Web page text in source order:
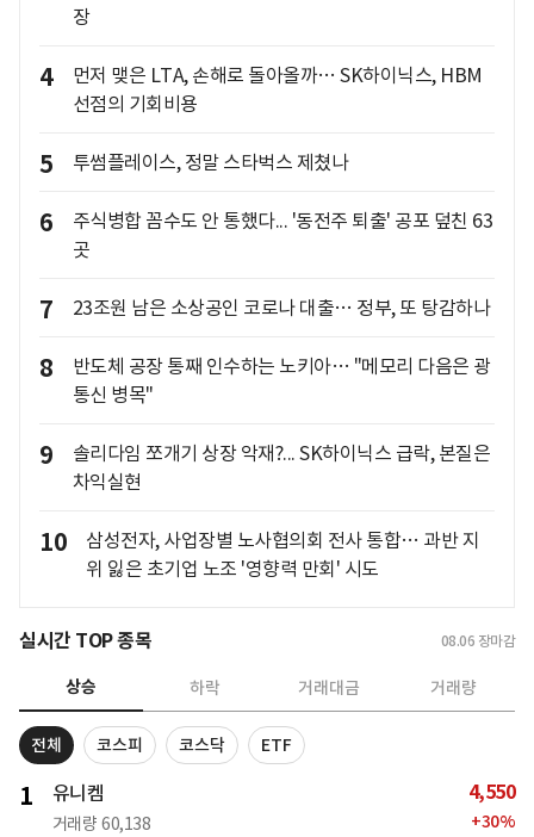
장
4
먼저 맺은 LTA, 손해로 돌아올까… SK하이닉스, HBM
선점의 기회비용
5 투썸플레이스, 정말 스타벅스 제쳤나
6
주식병합 꼼수도 안 통했다... '동전주 퇴출' 공포 덮친 63
곳
7 23조원 남은 소상공인 코로나 대출… 정부, 또 탕감하나
8
반도체 공장 통째 인수하는 노키아… "메모리 다음은 광
통신 병목"
9
솔리다임 쪼개기 상장 악재?... SK하이닉스 급락, 본질은
차익실현
10
삼성전자, 사업장별 노사협의회 전사 통합… 과반 지
위 잃은 초기업 노조 '영향력 만회' 시도
실시간 TOP 종목 08.06 장마감
상승 하락 거래대금 거래량
전체 코스피 코스닥 ETF
1 유니켐
거래량 60,138
4,550
+30%